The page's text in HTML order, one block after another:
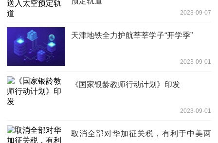
2023-09-07
天津地铁全力护航莘莘学子“开学季”
2023-09-01
《国家银龄教师行动计划》印发
2023-09-01
取消全部对华加征关税，有利于中美两